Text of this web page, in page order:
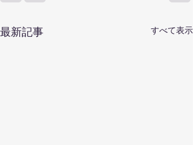
最新記事 すべて表示